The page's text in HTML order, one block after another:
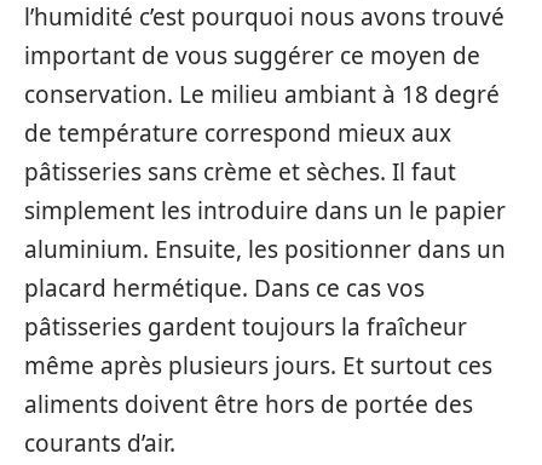
l’humidité c’est pourquoi nous avons trouvé
important de vous suggérer ce moyen de
conservation. Le milieu ambiant à 18 degré
de température correspond mieux aux
pâtisseries sans crème et sèches. Il faut
simplement les introduire dans un le papier
aluminium. Ensuite, les positionner dans un
placard hermétique. Dans ce cas vos
pâtisseries gardent toujours la fraîcheur
même après plusieurs jours. Et surtout ces
aliments doivent être hors de portée des
courants d’air.